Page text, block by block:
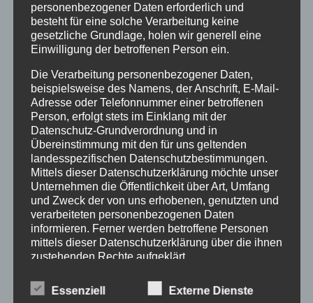
Rechtsverstöße überprüft. Rechtswidrige Inhalte
waren zum Zeitpunkt der Verlinkung nicht
erkennbar. Eine permanente inhaltliche Kontrolle
Anhaltspunkte einer Rechtsverletzung nicht
zumutbar. Bei Bekanntwerden von
Rechtsverletzungen werden wir derartige Links
umgehend entfernen.
Haftung für Inhalt:
The contents of our pages were created with the
greatest care. However, we cannot assume any
liability for the correctness, completeness and
topicality of the contents. As a service provider, we
are responsible for our own content on these pages
According to § 5 DDG we are not obliged to monitor
personenbezogener Daten erforderlich und
besteht für eine solche Verarbeitung keine
gesetzliche Grundlage, holen wir generell eine
Einwilligung der betroffenen Person ein.
Die Verarbeitung personenbezogener Daten,
beispielsweise des Namens, der Anschrift, E-Mail-
Adresse oder Telefonnummer einer betroffenen
Person, erfolgt stets im Einklang mit der
Datenschutz-Grundverordnung und in
Übereinstimmung mit den für uns geltenden
landesspezifischen Datenschutzbestimmungen.
Mittels dieser Datenschutzerklärung möchte unser
Unternehmen die Öffentlichkeit über Art, Umfang
und Zweck der von uns erhobenen, genutzten und
verarbeiteten personenbezogenen Daten
informieren. Ferner werden betroffene Personen
mittels dieser Datenschutzerklärung über die ihnen
zustehenden Rechte aufgeklärt.
Wir haben als für die Verarbeitung Verantwortlicher
zahlreiche technische und organisatorische
Essenziell Externe Dienste